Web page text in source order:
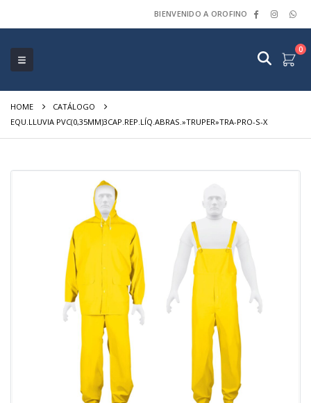
BIENVENIDO A OROFINO
0
HOME
CATÁLOGO
EQU.LLUVIA PVC(0,35MM)3CAP.REP.LÍQ.ABRAS.»TRUPER»TRA-PRO-S-X